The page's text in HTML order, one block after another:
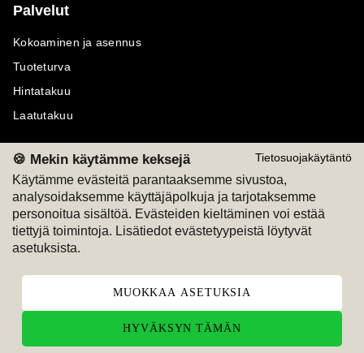
Tietosuojakäytäntö
🍪 Mekin käytämme keksejä
Käytämme evästeitä parantaaksemme sivustoa,
analysoidaksemme käyttäjäpolkuja ja tarjotaksemme
personoitua sisältöä. Evästeiden kieltäminen voi estää
tiettyjä toimintoja. Lisätiedot evästetyypeistä löytyvät
asetuksista.
MUOKKAA ASETUKSIA
HYVÄKSYN TÄMÄN
Palvelut
Kokoaminen ja asennus
Tuoteturva
Hintatakuu
Laatutakuu
Maksutavat
M
Seuraa meitä